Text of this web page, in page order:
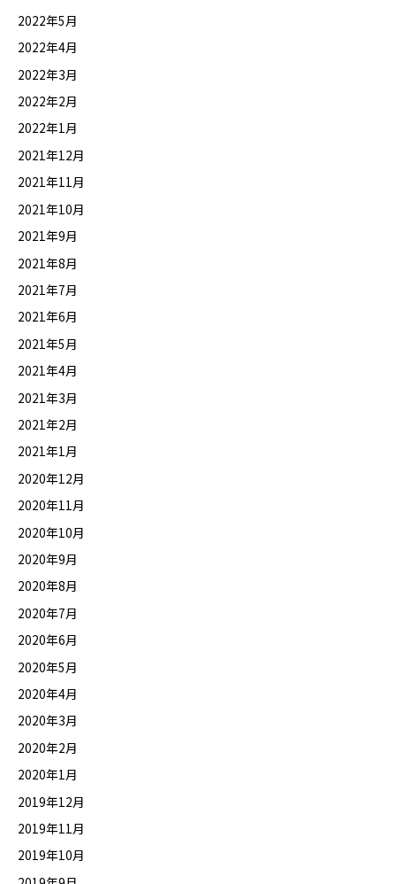
2022年5月
2022年4月
2022年3月
2022年2月
2022年1月
2021年12月
2021年11月
2021年10月
2021年9月
2021年8月
2021年7月
2021年6月
2021年5月
2021年4月
2021年3月
2021年2月
2021年1月
2020年12月
2020年11月
2020年10月
2020年9月
2020年8月
2020年7月
2020年6月
2020年5月
2020年4月
2020年3月
2020年2月
2020年1月
2019年12月
2019年11月
2019年10月